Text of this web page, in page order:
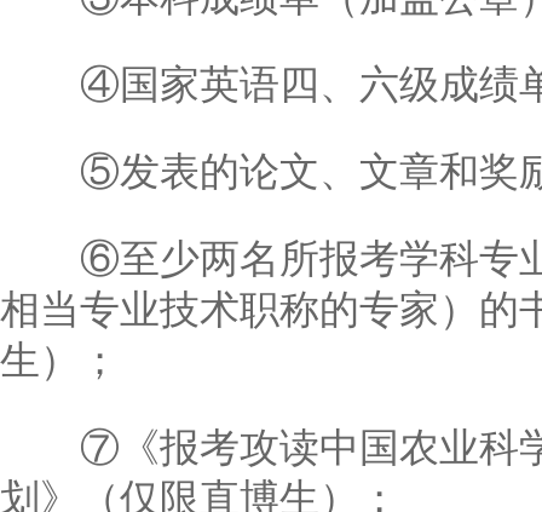
④国家英语四、六级成绩
⑤发表的论文、文章和奖
⑥至少两名所报考学科专业
相当专业技术职称的专家）的
生）；
⑦《报考攻读中国农业科学
划》（仅限直博生）；